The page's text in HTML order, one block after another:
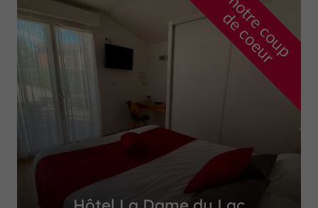
n
o
t
r
e
c
o
u
p
d
e
c
o
e
u
r